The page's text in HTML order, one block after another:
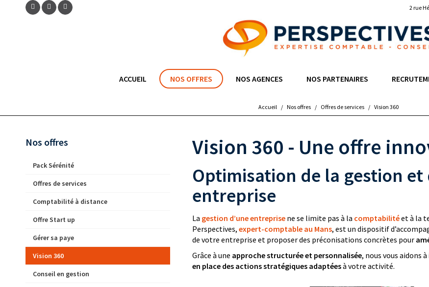
2 rue
ACCUEIL NOS OFFRES NOS AGENCES NOS PARTENAIRES
Accueil / Nos offres / Offres de services / Vision 360
Vision 360 - Une offre
Optimisation de la gestion
entreprise
La gestion d’une entreprise ne se limite pas à la comptabilitéet à la
Perspectives, expert-comptable au Mans, est un dispositif
de votre entreprise et proposer des préconisations concrètes pour
Grâce à une approche structurée et personnalisée, nous vous aidons à
en place des actions stratégiques adaptéesà votre activité.
Nos offres
Pack Sérénité
Offres de services
Comptabilité à distance
Offre Start up
Gérer sa paye
Vision 360
Conseil en gestion